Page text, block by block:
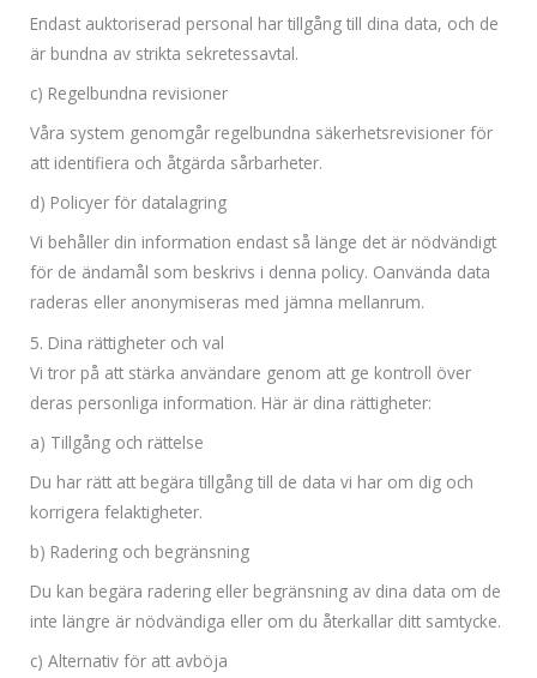
Endast auktoriserad personal har tillgång till dina data, och de
är bundna av strikta sekretessavtal.
c) Regelbundna revisioner
Våra system genomgår regelbundna säkerhetsrevisioner för
att identifiera och åtgärda sårbarheter.
d) Policyer för datalagring
Vi behåller din information endast så länge det är nödvändigt
för de ändamål som beskrivs i denna policy. Oanvända data
raderas eller anonymiseras med jämna mellanrum.
5. Dina rättigheter och val
Vi tror på att stärka användare genom att ge kontroll över
deras personliga information. Här är dina rättigheter:
a) Tillgång och rättelse
Du har rätt att begära tillgång till de data vi har om dig och
korrigera felaktigheter.
b) Radering och begränsning
Du kan begära radering eller begränsning av dina data om de
inte längre är nödvändiga eller om du återkallar ditt samtycke.
c) Alternativ för att avböja